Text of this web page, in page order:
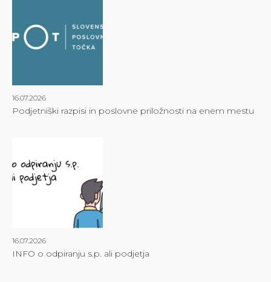
16.07.2026
Podjetniški razpisi in poslovne priložnosti na enem mestu
16.07.2026
INFO o odpiranju s.p. ali podjetja